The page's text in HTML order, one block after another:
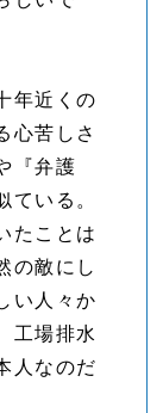
年近くの
心苦しさ
『弁護
ている。
たことは
の敵にし
い人々か
工場排水
人なのだ